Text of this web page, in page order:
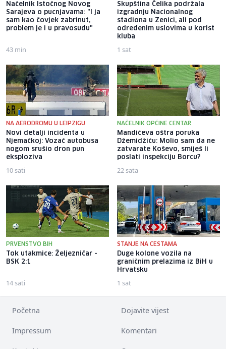
Načelnik Istočnog Novog
Sarajeva o pucnjavama: "I ja
sam kao čovjek zabrinut,
problem je i u pravosuđu"
43 min
Skupština Čelika podržala
izgradnju Nacionalnog
stadiona u Zenici, ali pod
određenim uslovima u korist
kluba
1 sat
NA AERODROMU U LEIPZIGU
Novi detalji incidenta u
Njemačkoj: Vozač autobusa
nogom srušio dron pun
eksploziva
10 sati
NAČELNIK OPĆINE CENTAR
Mandićeva oštra poruka
Džemidžiću: Molio sam da ne
zatvarate Koševo, smiješ li
poslati inspekciju Borcu?
22 sata
PRVENSTVO BIH
Tok utakmice: Željezničar -
BSK 2:1
14 sati
STANJE NA CESTAMA
Duge kolone vozila na
graničnim prelazima iz BiH u
Hrvatsku
1 sat
Početna Dojavite vijest
Impressum Komentari